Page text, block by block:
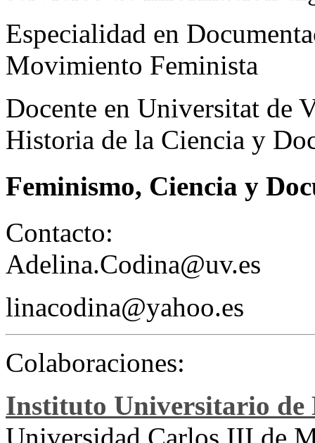
Especialidad en
Movimiento Feminista
Docente en Universitat de
Historia de la Ciencia y
Feminismo, Ciencia y
Contacto:
Adelina.Codina@uv.es
linacodina@yahoo.es
Colaboraciones:
Instituto Universitario de